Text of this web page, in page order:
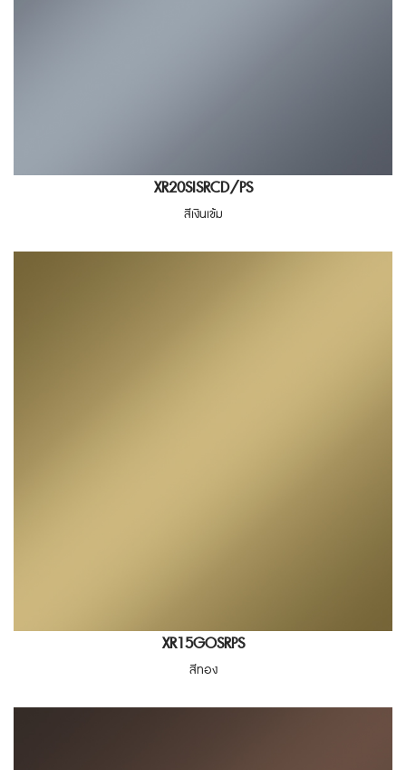
XR20SISRCD/PS
สีเงินเข้ม
XR15GOSRPS
สีทอง